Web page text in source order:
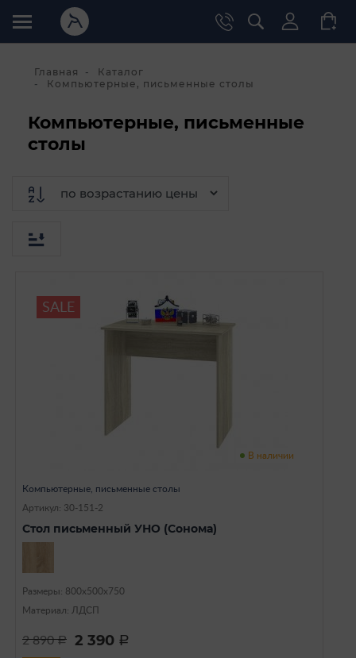
Главная
Каталог
Компьютерные, письменные столы
Компьютерные, письменные
столы
SALE
В наличии
Компьютерные, письменные столы
Артикул: 30-151-2
Стол письменный УНО (Сонома)
Размеры: 800х500х750
Материал: ЛДСП
2 890a 2 390 a